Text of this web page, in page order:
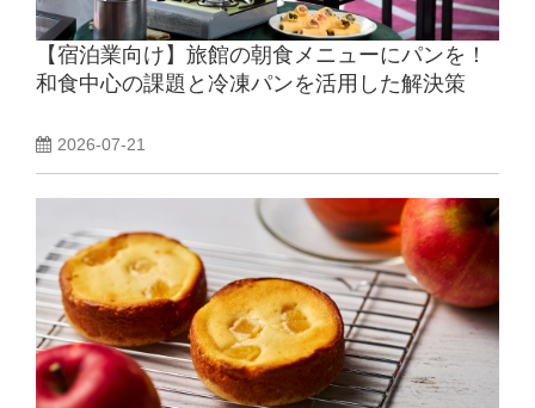
よくあるご質問
【宿泊業向け】旅館の朝食メニューにパンを！
和食中心の課題と冷凍パンを活用した解決策
2026-07-21